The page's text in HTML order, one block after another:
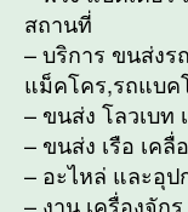
สถานที่
– บริการ ขนส่ง
แม็คโคร,รถแบค
– ขนส่ง โลวเบท
– ขนส่ง เรือ เค
– อะไหล่ และอุ
– งาน เครื่องจัก